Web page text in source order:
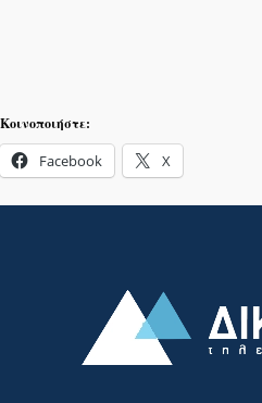
Κοινοποιήστε:
Facebook X